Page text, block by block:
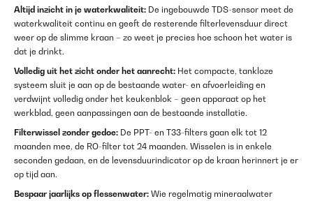
Altijd inzicht in je waterkwaliteit: De ingebouwde TDS-sensor meet de
waterkwaliteit continu en geeft de resterende filterlevensduur direct
weer op de slimme kraan – zo weet je precies hoe schoon het water is
dat je drinkt.
Volledig uit het zicht onder het aanrecht: Het compacte, tankloze
systeem sluit je aan op de bestaande water- en afvoerleiding en
verdwijnt volledig onder het keukenblok – geen apparaat op het
werkblad, geen aanpassingen aan de bestaande installatie.
Filterwissel zonder gedoe: De PPT- en T33-filters gaan elk tot 12
maanden mee, de RO-filter tot 24 maanden. Wisselen is in enkele
seconden gedaan, en de levensduurindicator op de kraan herinnert je er
op tijd aan.
Bespaar jaarlijks op flessenwater: Wie regelmatig mineraalwater